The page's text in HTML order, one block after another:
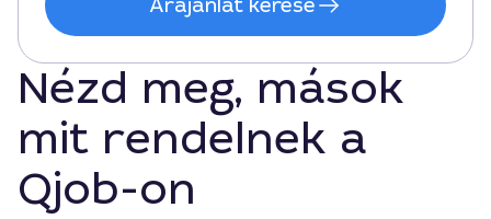
Árajánlat kérése
Nézd meg, mások
mit rendelnek a
Qjob-on